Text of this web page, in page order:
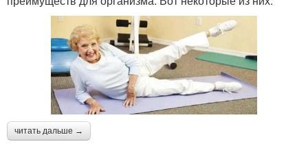
читать дальше →